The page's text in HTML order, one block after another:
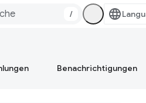
/
Benachrichtigungen